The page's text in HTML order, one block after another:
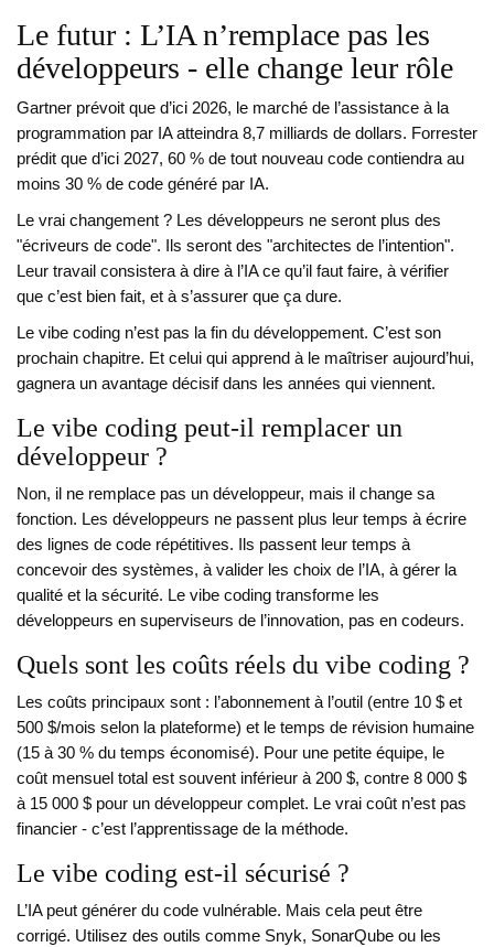
Le futur : L’IA n’remplace pas les
développeurs - elle change leur rôle
Gartner prévoit que d’ici 2026, le marché de l’assistance à la
programmation par IA atteindra 8,7 milliards de dollars. Forrester
prédit que d’ici 2027, 60 % de tout nouveau code contiendra au
moins 30 % de code généré par IA.
Le vrai changement ? Les développeurs ne seront plus des
"écriveurs de code". Ils seront des "architectes de l’intention".
Leur travail consistera à dire à l’IA ce qu’il faut faire, à vérifier
que c’est bien fait, et à s’assurer que ça dure.
Le vibe coding n’est pas la fin du développement. C’est son
prochain chapitre. Et celui qui apprend à le maîtriser aujourd’hui,
gagnera un avantage décisif dans les années qui viennent.
Le vibe coding peut-il remplacer un
développeur ?
Non, il ne remplace pas un développeur, mais il change sa
fonction. Les développeurs ne passent plus leur temps à écrire
des lignes de code répétitives. Ils passent leur temps à
concevoir des systèmes, à valider les choix de l’IA, à gérer la
qualité et la sécurité. Le vibe coding transforme les
développeurs en superviseurs de l’innovation, pas en codeurs.
Quels sont les coûts réels du vibe coding ?
Les coûts principaux sont : l’abonnement à l’outil (entre 10 $ et
500 $/mois selon la plateforme) et le temps de révision humaine
(15 à 30 % du temps économisé). Pour une petite équipe, le
coût mensuel total est souvent inférieur à 200 $, contre 8 000 $
à 15 000 $ pour un développeur complet. Le vrai coût n’est pas
financier - c’est l’apprentissage de la méthode.
Le vibe coding est-il sécurisé ?
L’IA peut générer du code vulnérable. Mais cela peut être
corrigé. Utilisez des outils comme Snyk, SonarQube ou les